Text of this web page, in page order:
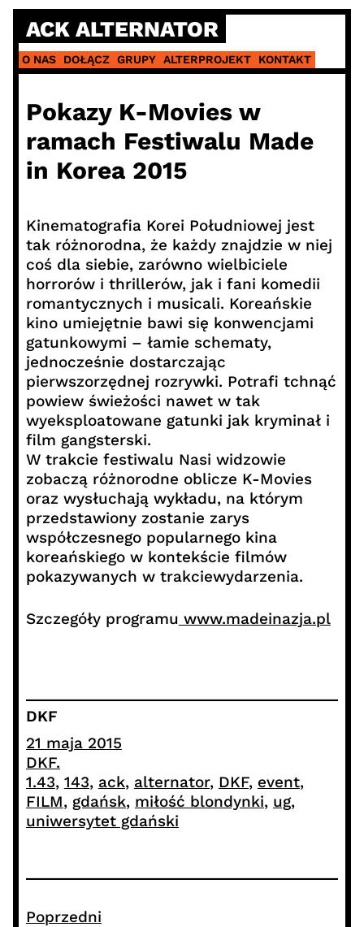
Skip
content
ACK ALTERNATOR
O NAS DOŁĄCZ GRUPY ALTERPROJEKT KONTAKT
Pokazy K-Movies w
ramach Festiwalu Made
in Korea 2015
Kinematografia Korei Południowej jest
tak różnorodna, że każdy znajdzie w niej
coś dla siebie, zarówno wielbiciele
horrorów i thrillerów, jak i fani komedii
romantycznych i musicali. Koreańskie
kino umiejętnie bawi się konwencjami
gatunkowymi – łamie schematy,
jednocześnie dostarczając
pierwszorzędnej rozrywki. Potrafi tchnąć
powiew świeżości nawet w tak
wyeksploatowane gatunki jak kryminał i
film gangsterski.
W trakcie festiwalu Nasi widzowie
zobaczą różnorodne oblicze K-Movies
oraz wysłuchają wykładu, na którym
przedstawiony zostanie zarys
współczesnego popularnego kina
koreańskiego w kontekście filmów
pokazywanych w trakciewydarzenia.
Szczegóły programu www.madeinazja.pl
DKF
21 maja 2015
DKF.
1.43, 143, ack, alternator, DKF, event ,
FILM, gdańsk, miłość blondynki, ug ,
uniwersytet gdański
Poprzedni